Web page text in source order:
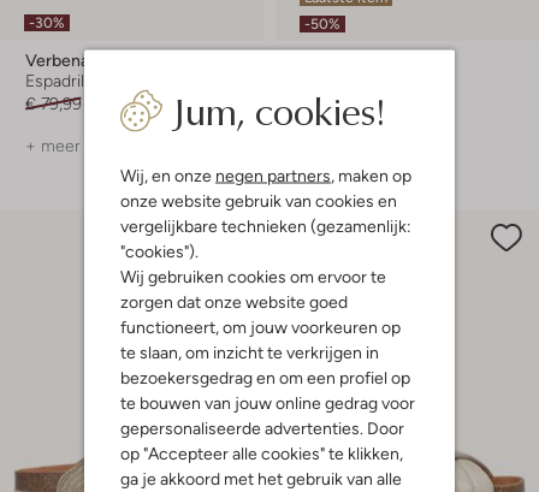
Jum, cookies!
Wij, en onze negen partners, maken op
onze website gebruik van cookies en
vergelijkbare technieken (gezamenlijk:
"cookies").
Wij gebruiken cookies om ervoor te
zorgen dat onze website goed
functioneert, om jouw voorkeuren op
te slaan, om inzicht te verkrijgen in
bezoekersgedrag en om een profiel op
te bouwen van jouw online gedrag voor
gepersonaliseerde advertenties. Door
op "Accepteer alle cookies" te klikken,
ga je akkoord met het gebruik van alle
-30%
Verbenas
Espadrilles
€ 79,99
€ 55,99
+ meer kleuren
-50%
€ 79,99 € 39,99